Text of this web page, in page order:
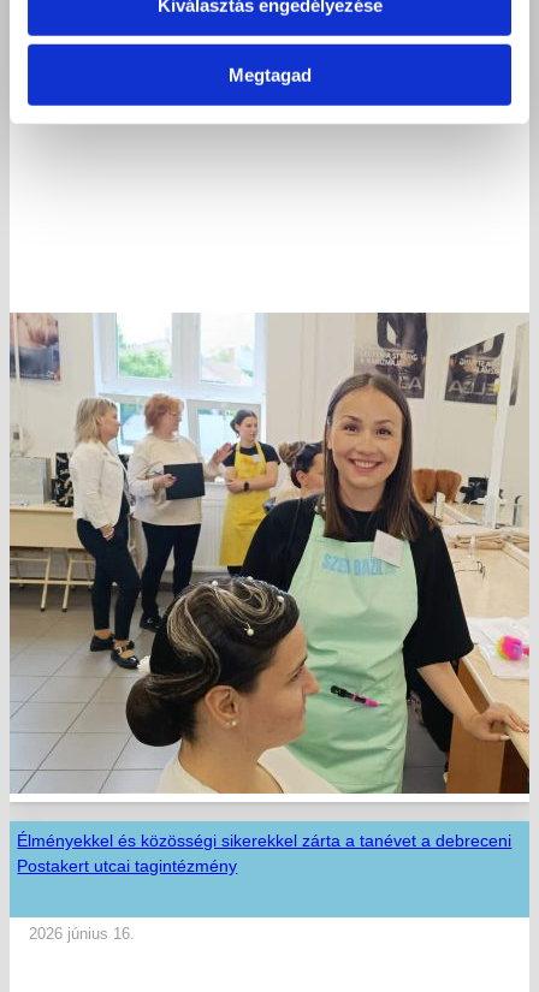
Kiválasztás engedélyezése
Megtagad
Élményekkel és közösségi sikerekkel zárta a tanévet a debreceni
Postakert utcai tagintézmény
2026 június 16.